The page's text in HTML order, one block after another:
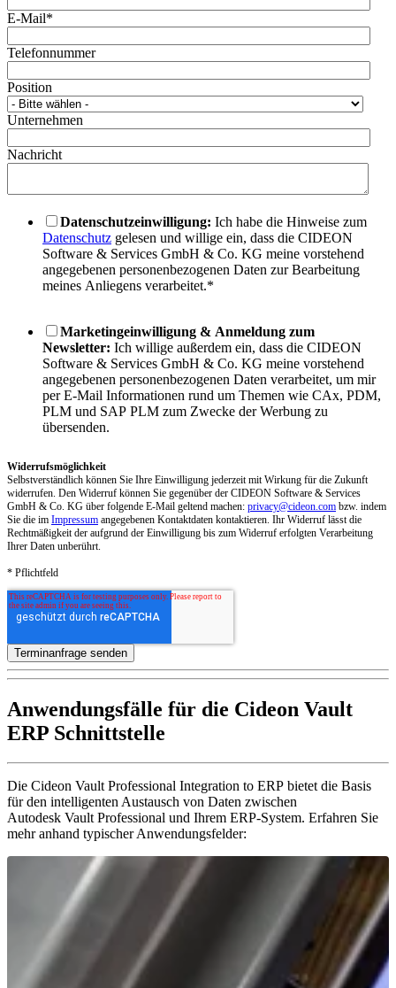
E-Mail*
Telefonnummer
Position
Unternehmen
Nachricht
Datenschutzeinwilligung: Ich habe die Hinweise zum
Datenschutz gelesen und willige ein, dass die CIDEON
Software & Services GmbH & Co. KG meine vorstehend
angegebenen personenbezogenen Daten zur Bearbeitung
meines Anliegens verarbeitet.*
Marketingeinwilligung & Anmeldung zum
Newsletter: Ich willige außerdem ein, dass die CIDEON
Software & Services GmbH & Co. KG meine vorstehend
angegebenen personenbezogenen Daten verarbeitet, um mir
per E-Mail Informationen rund um Themen wie CAx, PDM,
PLM und SAP PLM zum Zwecke der Werbung zu
übersenden.
Widerrufsmöglichkeit
Selbstverständlich können Sie Ihre Einwilligung jederzeit mit Wirkung für die Zukunft
widerrufen. Den Widerruf können Sie gegenüber der CIDEON Software & Services
GmbH & Co. KG über folgende E-Mail geltend machen: privacy@cideon.com bzw. indem
Sie die im Impressum angegebenen Kontaktdaten kontaktieren. Ihr Widerruf lässt die
Rechtmäßigkeit der aufgrund der Einwilligung bis zum Widerruf erfolgten Verarbeitung
Ihrer Daten unberührt.
* Pflichtfeld
Anwendungsfälle für die Cideon Vault
ERP Schnittstelle
Die Cideon Vault Professional Integration to ERP bietet die Basis
für den intelligenten Austausch von Daten zwischen
Autodesk Vault Professional und Ihrem ERP-System. Erfahren Sie
mehr anhand typischer Anwendungsfelder: